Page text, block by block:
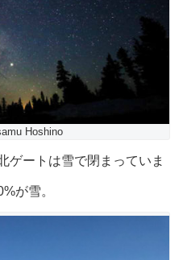
Hoshino
ートは雪で閉まっていま
が雪。